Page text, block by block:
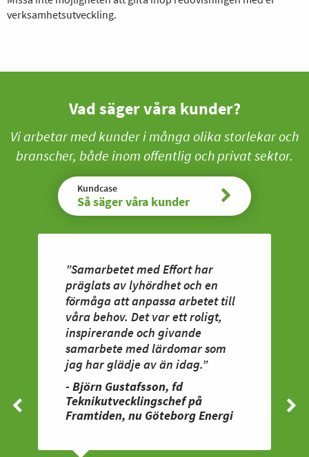
verksamhetsutveckling.
Vad säger våra kunder?
Vi arbetar med kunder i många olika storlekar och
branscher, både inom offentlig och privat sektor.
Kundcase
Så säger våra kunder
”Samarbetet med Effort har
präglats av lyhördhet och en
förmåga att anpassa arbetet till
våra behov. Det var ett roligt,
inspirerande och givande
samarbete med lärdomar som
jag har glädje av än idag.”
- Björn Gustafsson, fd
Teknikutvecklingschef på
Framtiden, nu Göteborg Energi